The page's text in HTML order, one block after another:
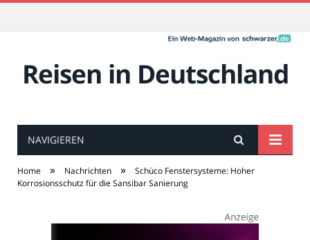
Reisen in Deutschland
NAVIGIEREN
Home » Nachrichten »
Schüco Fenstersysteme: Hoher
Korrosionsschutz für die Sansibar Sanierung